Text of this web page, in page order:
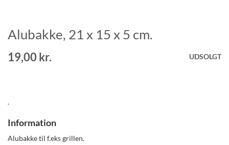
Gå
til
starten
af
Alubakke, 21 x 15 x 5 cm.
19,00 kr. UDSOLGT
.
Information
Alubakke til f.eks grillen.